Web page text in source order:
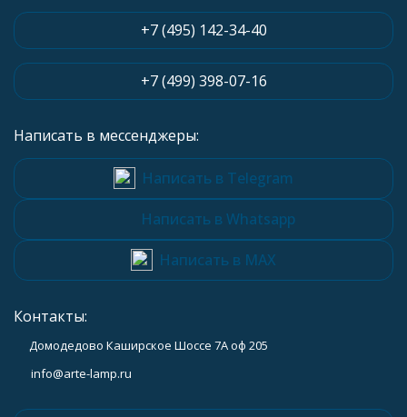
+7 (495) 142-34-40
+7 (499) 398-07-16
Написать в мессенджеры:
Написать в Telegram
Написать в Whatsapp
Написать в MAX
Контакты:
Домодедово Каширское Шоссе 7А оф 205
info@arte-lamp.ru